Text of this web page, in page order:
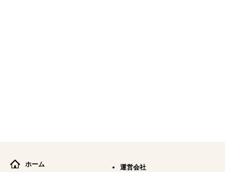
ホーム 運営会社